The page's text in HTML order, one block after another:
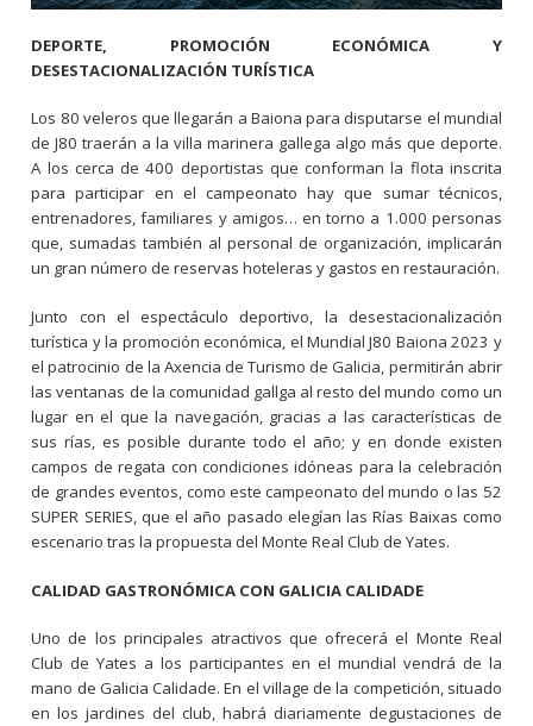
DEPORTE, PROMOCIÓN ECONÓMICA Y
DESESTACIONALIZACIÓN TURÍSTICA
Los 80 veleros que llegarán a Baiona para disputarse el mundial
de J80 traerán a la villa marinera gallega algo más que deporte.
A los cerca de 400 deportistas que conforman la flota inscrita
para participar en el campeonato hay que sumar técnicos,
entrenadores, familiares y amigos… en torno a 1.000 personas
que, sumadas también al personal de organización, implicarán
un gran número de reservas hoteleras y gastos en restauración.
Junto con el espectáculo deportivo, la desestacionalización
turística y la promoción económica, el Mundial J80 Baiona 2023 y
el patrocinio de la Axencia de Turismo de Galicia, permitirán abrir
las ventanas de la comunidad gallga al resto del mundo como un
lugar en el que la navegación, gracias a las características de
sus rías, es posible durante todo el año; y en donde existen
campos de regata con condiciones idóneas para la celebración
de grandes eventos, como este campeonato del mundo o las 52
SUPER SERIES, que el año pasado elegían las Rías Baixas como
escenario tras la propuesta del Monte Real Club de Yates.
CALIDAD GASTRONÓMICA CON GALICIA CALIDADE
Uno de los principales atractivos que ofrecerá el Monte Real
Club de Yates a los participantes en el mundial vendrá de la
mano de Galicia Calidade. En el village de la competición, situado
en los jardines del club, habrá diariamente degustaciones de